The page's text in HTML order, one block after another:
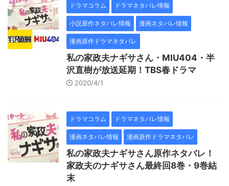
ドラマコラム ドラマネタバレ情報
小説原作ネタバレ情報 漫画ネタバレ情報
漫画原作ドラマネタバレ
私の家政夫ナギサさん・MIU404・半
沢直樹が放送延期！TBS春ドラマ
2020/4/1
ドラマコラム ドラマネタバレ情報
漫画ネタバレ情報 漫画原作ドラマネタバレ
私の家政夫ナギサさん原作ネタバレ！
家政夫のナギサさん最終回8巻・9巻結
末